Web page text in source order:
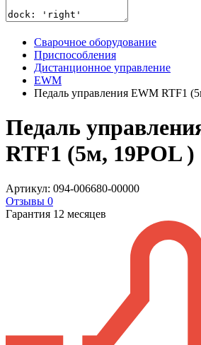
Сварочное оборудование
Приспособления
Дистанционное управление
EWM
Педаль управления EWM RTF1
Педаль
RTF1 (5м, 19POL )
Артикул: 094-006680-00000
Отзывы 0
Гарантия 12 месяцев